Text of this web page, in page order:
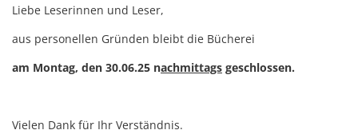
Liebe Leserinnen und Leser,
aus personellen Gründen bleibt die Bücherei
am Montag, den 30.06.25 nachmittags geschlossen.
Vielen Dank für Ihr Verständnis.